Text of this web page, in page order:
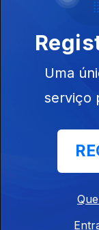
Uma
serviço